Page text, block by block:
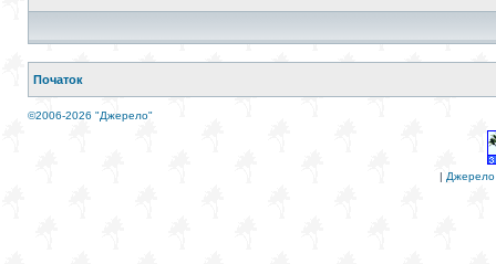
Початок
©2006-2026 "Джерело"
| Джерело